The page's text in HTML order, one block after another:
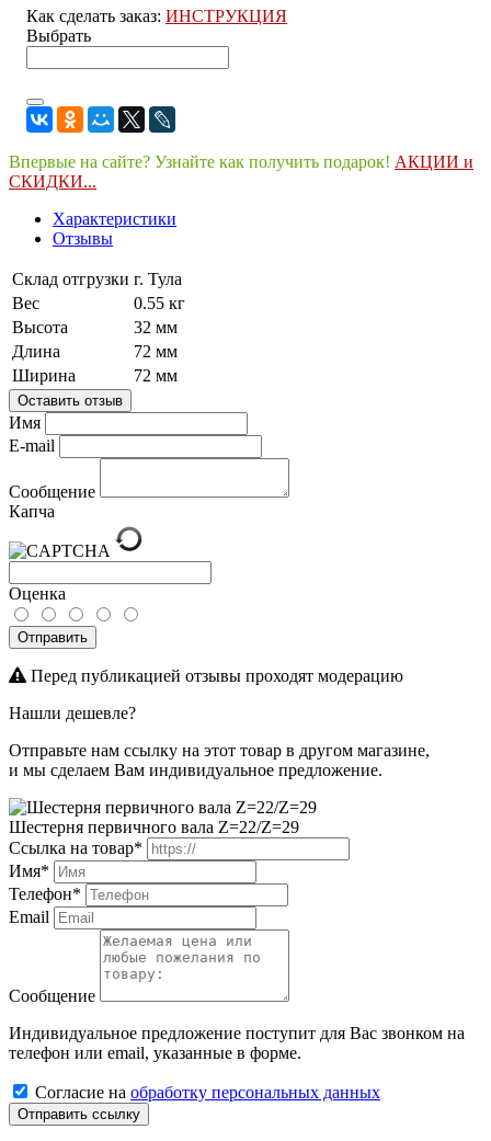
Как сделать заказ: ИНСТРУКЦИЯ
Выбрать
Впервые на сайте? Узнайте как получить подарок! АКЦИИ и
СКИДКИ...
Характеристики
Отзывы
Склад отгрузки г. Тула
Вес
0.55 кг
Высота
32 мм
Длина
72 мм
Ширина
72 мм
Оставить отзыв
Имя
E-mail
Сообщение
Капча
Оценка
Отправить
Перед публикацией отзывы проходят модерацию
Нашли дешевле?
Отправьте нам ссылку на этот товар в другом магазине,
и мы сделаем Вам индивидуальное предложение.
Шестерня первичного вала Z=22/Z=29
Ссылка на товар*
Имя*
Телефон*
Email
Сообщение
Индивидуальное предложение поступит для Вас звонком на
телефон или email, указанные в форме.
Cогласиe на обработку персональных данных
Отправить ссылку